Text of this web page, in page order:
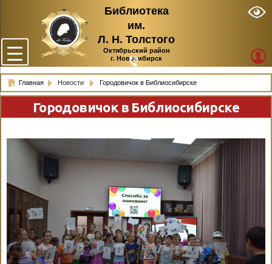
Библиотека
им.
Л. Н. Толстого
Октябрьский район
г. Новосибирск
Главная Новости Городовичок в Библиосибирске
Городовичок в Библиосибирске